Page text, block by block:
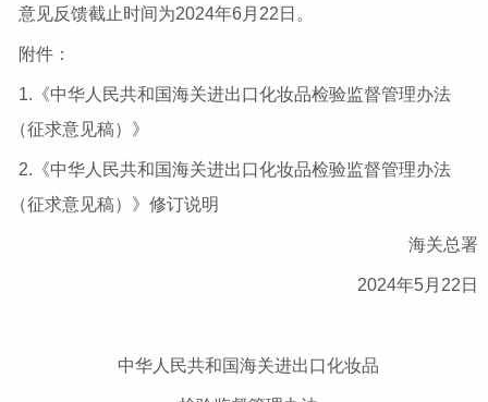
意见反馈截止时间为2024年6月22日。
附件：
1.《中华人民共和国海关进出口化妆品检验监督管理办法
（征求意见稿）》
2.《中华人民共和国海关进出口化妆品检验监督管理办法
（征求意见稿）》修订说明
海关总署
2024年5月22日
中华人民共和国海关进出口化妆品